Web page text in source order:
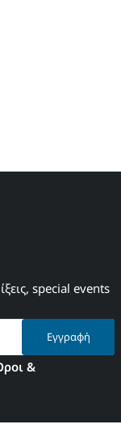
special events
Εγγραφή
&